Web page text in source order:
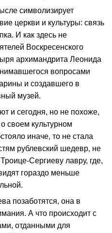
символизирует
церкви и культуры: связь
И как здесь не
Воскресенского
архимандрита Леонида
вопросами
и создавшего в
музей.
и сегодня, но не похоже,
своем культурном
иначе, то не стала
рублевский шедевр, не
Сергиеву лавру, где,
гораздо меньше
позаботятся, она в
А что происходит с
отданными для